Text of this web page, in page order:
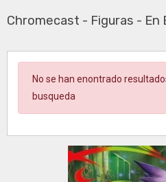
Chromecast - Figuras - En
No se han enontrado
busqueda